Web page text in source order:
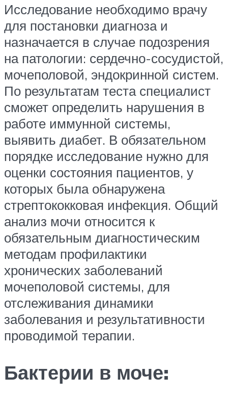
Исследование необходимо врачу
для постановки диагноза и
назначается в случае подозрения
на патологии: сердечно-сосудистой,
мочеполовой, эндокринной систем.
По результатам теста специалист
сможет определить нарушения в
работе иммунной системы,
выявить диабет. В обязательном
порядке исследование нужно для
оценки состояния пациентов, у
которых была обнаружена
стрептококковая инфекция. Общий
анализ мочи относится к
обязательным диагностическим
методам профилактики
хронических заболеваний
мочеполовой системы, для
отслеживания динамики
заболевания и результативности
проводимой терапии.
Бактерии в моче: